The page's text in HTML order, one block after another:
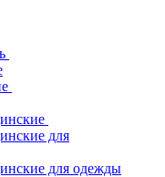
для
для одежды